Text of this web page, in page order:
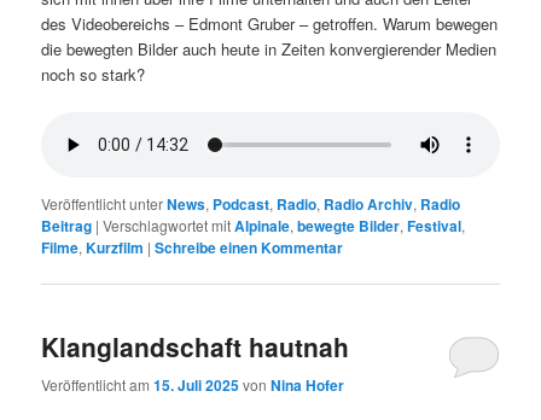
des Videobereichs – Edmont Gruber – getroffen. Warum bewegen
die bewegten Bilder auch heute in Zeiten konvergierender Medien
noch so stark?
Veröffentlicht unterNews, Podcast, Radio, Radio Archiv, Radio
Beitrag |Verschlagwortet mitAlpinale,bewegte Bilder,Festival,
Filme,Kurzfilm |Schreibe einen Kommentar
Klanglandschaft hautnah
Veröffentlicht am15. Juli 2025vonNina Hofer